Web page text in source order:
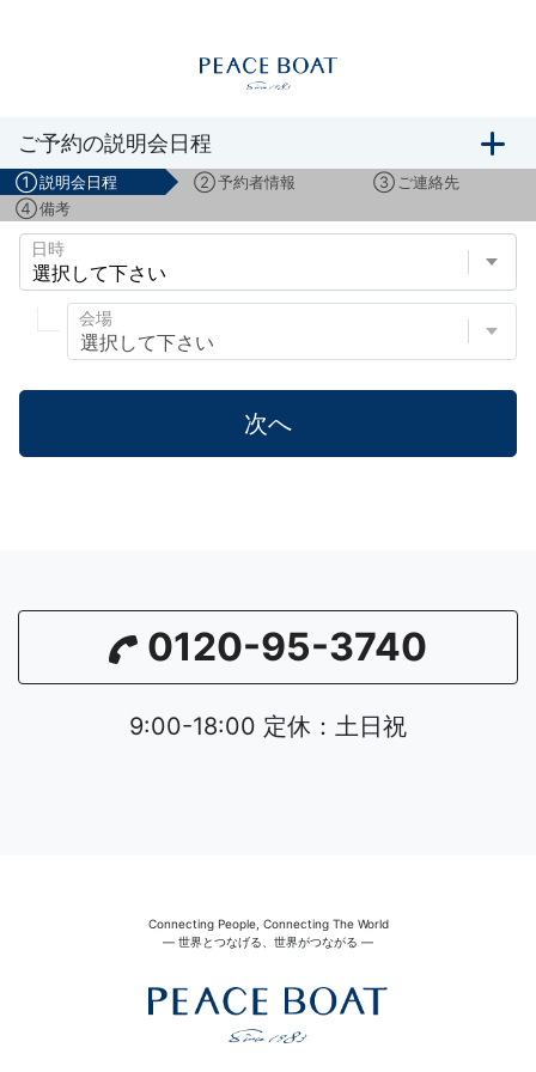
船旅説明会のご予約
ご予約の説明会日程
①説明会日程 ②予約者情報 ③ ご連絡先
④備考
日時
会場
次へ
0120-95-3740
9:00-18:00 定休：土日祝
Connecting People, Connecting The World
― 世界とつなげる、世界がつながる ―